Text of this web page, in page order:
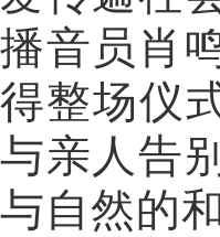
播音员肖
得整场仪
与亲人告
与自然的